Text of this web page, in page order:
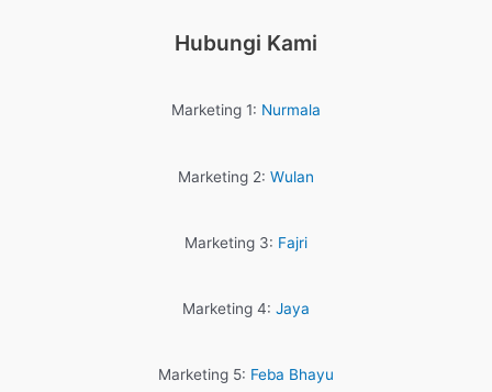
Hubungi Kami
Marketing 1: Nurmala
Marketing 2: Wulan
Marketing 3: Fajri
Marketing 4: Jaya
Marketing 5: Feba Bhayu